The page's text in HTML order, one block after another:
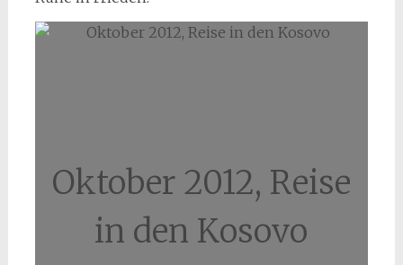
Oktober 2012, Reise
in den Kosovo